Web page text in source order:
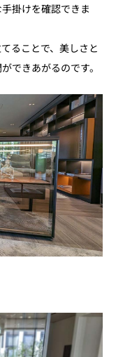
掛けを確認できま
ることで、美しさと
できあがるのです。